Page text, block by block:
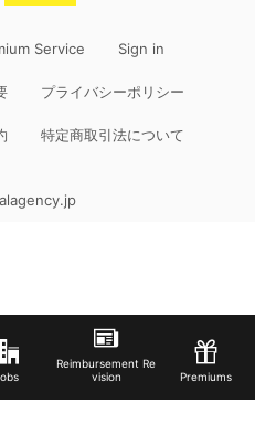
Reimbursement Re
vision
Premiums
Service Sign in
プライバシーポリシー
特定商取引法について